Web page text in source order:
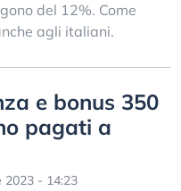
del 12%. Come
agli italiani.
e bonus 350
pagati a
2023 - 14:23